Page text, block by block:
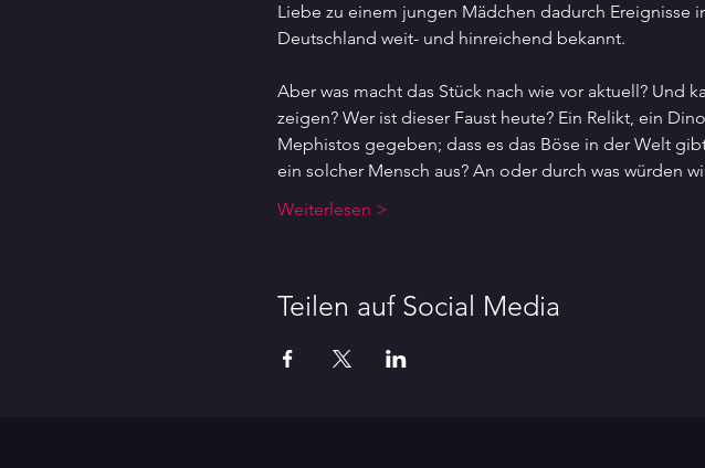
Liebe zu einem jungen Mädchen dadurch Ereignisse
Deutschland weit- und hinreichend bekannt.
Aber was macht das Stück nach wie vor aktuell? Und
zeigen? Wer ist dieser Faust heute? Ein Relikt, ein
Mephistos gegeben; dass es das Böse in der Welt
ein solcher Mensch aus? An oder durch was würden
Weiterlesen >
Teilen auf Social Media